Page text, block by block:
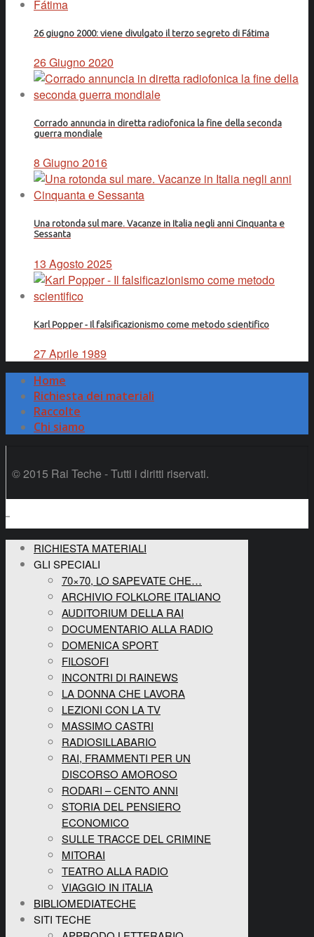
26 giugno 2000: viene divulgato il terzo segreto di Fátima
26 Giugno 2020
Corrado annuncia in diretta radiofonica la fine della seconda
guerra mondiale
8 Giugno 2016
Una rotonda sul mare. Vacanze in Italia negli anni Cinquanta e
Sessanta
13 Agosto 2025
Karl Popper - Il falsificazionismo come metodo scientifico
27 Aprile 1989
Home
Richiesta dei materiali
Raccolte
Chi siamo
© 2015 Rai Teche - Tutti i diritti riservati.
RICHIESTA MATERIALI
GLI SPECIALI
70×70, LO SAPEVATE CHE…
ARCHIVIO FOLKLORE ITALIANO
AUDITORIUM DELLA RAI
DOCUMENTARIO ALLA RADIO
DOMENICA SPORT
FILOSOFI
INCONTRI DI RAINEWS
LA DONNA CHE LAVORA
LEZIONI CON LA TV
MASSIMO CASTRI
RADIOSILLABARIO
RAI, FRAMMENTI PER UN
DISCORSO AMOROSO
RODARI – CENTO ANNI
STORIA DEL PENSIERO
ECONOMICO
SULLE TRACCE DEL CRIMINE
MITORAI
TEATRO ALLA RADIO
VIAGGIO IN ITALIA
BIBLIOMEDIATECHE
SITI TECHE